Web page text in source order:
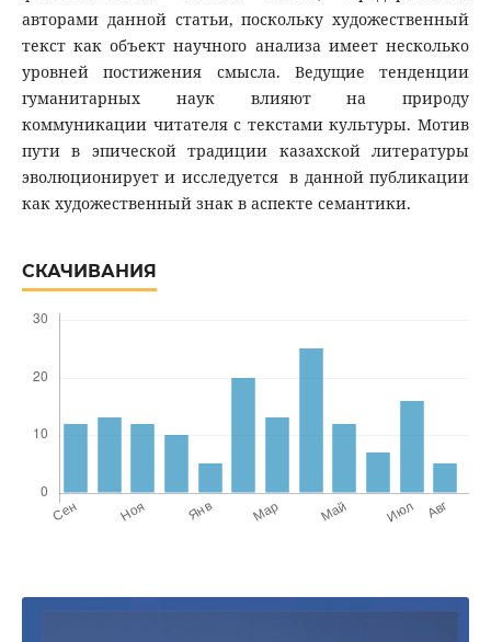
авторами данной статьи, поскольку художественный
текст как объект научного анализа имеет несколько
уровней постижения смысла. Ведущие тенденции
гуманитарных наук влияют на природу
коммуникации читателя с текстами культуры. Мотив
пути в эпической традиции казахской литературы
эволюционирует и исследуется в данной публикации
как художественный знак в аспекте семантики.
СКАЧИВАНИЯ